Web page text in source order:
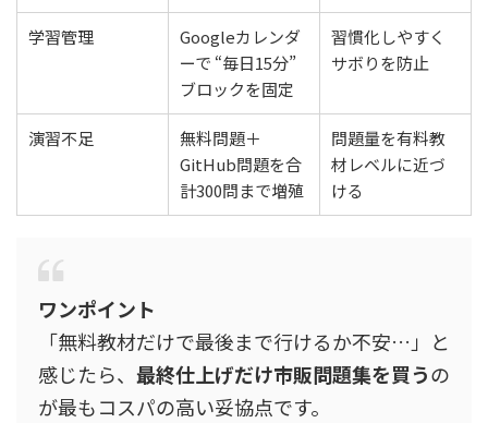
学習管理
Googleカレンダ
ーで “毎日15分”
ブロックを固定
習慣化しやすく
サボりを防止
演習不足
無料問題＋
GitHub問題を合
計300問まで増殖
問題量を有料教
材レベルに近づ
ける
ワンポイント
「無料教材だけで最後まで行けるか不安…」と
感じたら、 最終仕上げだけ市販問題集を買うの
が最もコスパの高い妥協点です。